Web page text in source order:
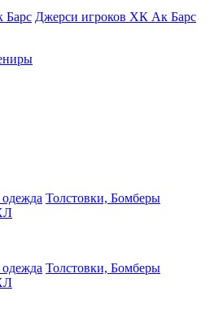
Барс Джерси игроков ХК Ак Барс
Толстовки, Бомберы
Толстовки, Бомберы